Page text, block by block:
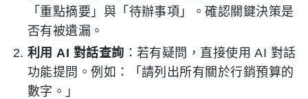
「重點摘要」與「待辦事項」。確認關鍵決策是
否有被遺漏。
利用 AI 對話查詢 ：若有疑問，直接使用 AI 對話
功能提問。例如：「請列出所有關於行銷預算的
數字。」